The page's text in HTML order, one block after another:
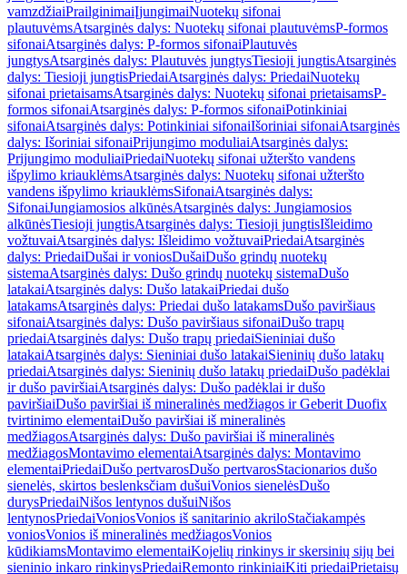
vamzdžiaiPrailginimaiĮjungimaiNuotekų sifonai
plautuvėmsAtsarginės dalys: Nuotekų sifonai plautuvėmsP-formos
sifonaiAtsarginės dalys: P-formos sifonaiPlautuvės
jungtysAtsarginės dalys: Plautuvės jungtysTiesioji jungtisAtsarginės
dalys: Tiesioji jungtisPriedaiAtsarginės dalys: PriedaiNuotekų
sifonai prietaisamsAtsarginės dalys: Nuotekų sifonai prietaisamsP-
formos sifonaiAtsarginės dalys: P-formos sifonaiPotinkiniai
sifonaiAtsarginės dalys: Potinkiniai sifonaiIšoriniai sifonaiAtsarginės
dalys: Išoriniai sifonaiPrijungimo moduliaiAtsarginės dalys:
Prijungimo moduliaiPriedaiNuotekų sifonai užteršto vandens
išpylimo kriauklėmsAtsarginės dalys: Nuotekų sifonai užteršto
vandens išpylimo kriauklėmsSifonaiAtsarginės dalys:
SifonaiJungiamosios alkūnėsAtsarginės dalys: Jungiamosios
alkūnėsTiesioji jungtisAtsarginės dalys: Tiesioji jungtisIšleidimo
vožtuvaiAtsarginės dalys: Išleidimo vožtuvaiPriedaiAtsarginės
dalys: PriedaiDušai ir voniosDušaiDušo grindų nuotekų
sistemaAtsarginės dalys: Dušo grindų nuotekų sistemaDušo
latakaiAtsarginės dalys: Dušo latakaiPriedai dušo
latakamsAtsarginės dalys: Priedai dušo latakamsDušo paviršiaus
sifonaiAtsarginės dalys: Dušo paviršiaus sifonaiDušo trapų
priedaiAtsarginės dalys: Dušo trapų priedaiSieniniai dušo
latakaiAtsarginės dalys: Sieniniai dušo latakaiSieninių dušo latakų
priedaiAtsarginės dalys: Sieninių dušo latakų priedaiDušo padėklai
ir dušo paviršiaiAtsarginės dalys: Dušo padėklai ir dušo
paviršiaiDušo paviršiai iš mineralinės medžiagos ir Geberit Duofix
tvirtinimo elementaiDušo paviršiai iš mineralinės
medžiagosAtsarginės dalys: Dušo paviršiai iš mineralinės
medžiagosMontavimo elementaiAtsarginės dalys: Montavimo
elementaiPriedaiDušo pertvarosDušo pertvarosStacionarios dušo
sienelės, skirtos beslenksčiam dušuiVonios sienelėsDušo
durysPriedaiNišos lentynos dušuiNišos
lentynosPriedaiVoniosVonios iš sanitarinio akriloStačiakampės
voniosVonios iš mineralinės medžiagosVonios
kūdikiamsMontavimo elementaiKojelių rinkinys ir skersinių sijų bei
sieninio inkaro rinkinysPriedaiRemonto rinkiniaiKiti priedaiPrietaisų